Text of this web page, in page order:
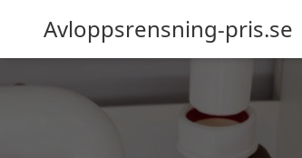
Avloppsrensning-pris.se